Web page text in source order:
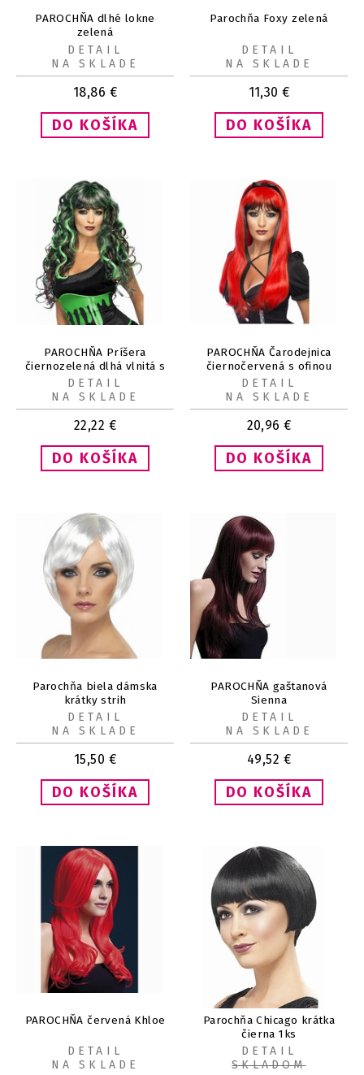
PAROCHŇA dlhé lokne
zelená
18,86 €
DETAIL
NA SKLADE
Parochňa Foxy zelená
11,30 €
DETAIL
NA SKLADE
PAROCHŇA Príšera
čiernozelená dlhá vlnitá s
ofinou
22,22 €
DETAIL
NA SKLADE
PAROCHŇA Čarodejnica
čiernočervená s ofinou
20,96 €
DETAIL
NA SKLADE
Parochňa biela dámska
krátky strih
15,50 €
DETAIL
NA SKLADE
PAROCHŇA gaštanová
Sienna
49,52 €
DETAIL
NA SKLADE
PAROCHŇA červená Khloe
DETAIL
NA SKLADE
Parochňa Chicago krátka
čierna 1ks
DETAIL
SKLADOM